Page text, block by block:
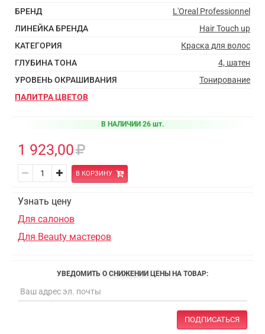
БРЕНД
L'Oreal Professionnel
ЛИНЕЙКА БРЕНДА
Hair Touch up
КАТЕГОРИЯ
Краска для волос
ГЛУБИНА ТОНА
4, шатен
УРОВЕНЬ ОКРАШИВАНИЯ
Тонирование
ПАЛИТРА ЦВЕТОВ
В НАЛИЧИИ 26 шт.
1 923,00
В КОРЗИНУ
Узнать цену
Для салонов
Для Beauty мастеров
УВЕДОМИТЬ О СНИЖЕНИИ ЦЕНЫ НА ТОВАР:
ПОДПИСАТЬСЯ